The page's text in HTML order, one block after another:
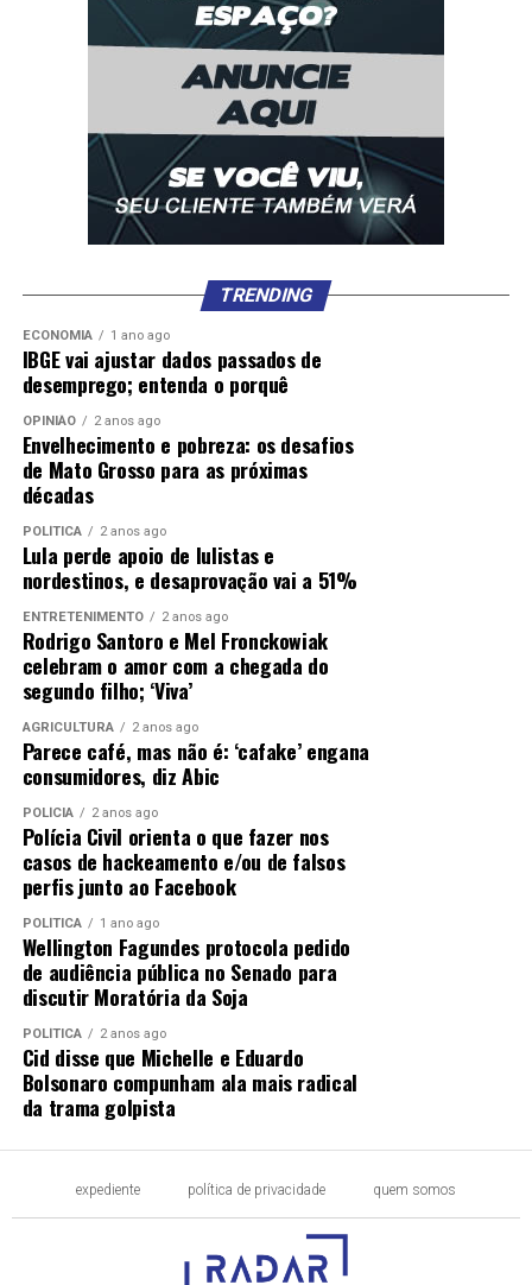
TRENDING
ECONOMIA 1 ano ago
IBGE vai ajustar dados passados de
desemprego; entenda o porquê
OPINIÃO 2 anos ago
Envelhecimento e pobreza: os desafios
de Mato Grosso para as próximas
décadas
POLÍTICA 2 anos ago
Lula perde apoio de lulistas e
nordestinos, e desaprovação vai a 51%
ENTRETENIMENTO 2 anos ago
Rodrigo Santoro e Mel Fronckowiak
celebram o amor com a chegada do
segundo filho; ‘Viva’
AGRICULTURA 2 anos ago
Parece café, mas não é: ‘cafake’ engana
consumidores, diz Abic
POLÍCIA 2 anos ago
Polícia Civil orienta o que fazer nos
casos de hackeamento e/ou de falsos
perfis junto ao Facebook
POLÍTICA 1 ano ago
Wellington Fagundes protocola pedido
de audiência pública no Senado para
discutir Moratória da Soja
POLÍTICA 2 anos ago
Cid disse que Michelle e Eduardo
Bolsonaro compunham ala mais radical
da trama golpista
expediente política de privacidade quem somos